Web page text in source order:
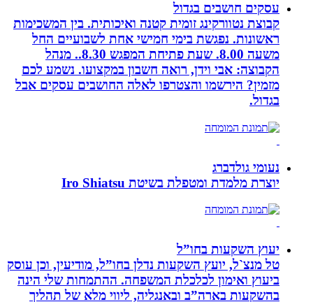
עסקים חושבים בגדול
קבוצת נטוורקינג זומית קטנה ואיכותית. בין המשכימות
ראשונות. נפגשת בימי חמישי אחת לשבועיים החל
משעה 8.00. שעת פתיחת המפגש 8.30.. מנהל
הקבוצה: אבי וידן, רואה חשבון במקצועו. נשמע לכם
מזמין? הירשמו והצטרפו לאלה החושבים עסקים אבל
בגדול.
נעומי גולדברג
יוצרת מלמדת ומטפלת בשיטת Iro Shiatsu
יעוץ השקעות בחו”ל
טל מנצ`ל, יועץ השקעות נדלן בחו”ל, מודיעין, וכן עוסק
ביעוץ ואימון לכלכלת המשפחה. ההתמחות שלי הינה
בהשקעות בארה”ב ובאנגליה, ליווי מלא של תהליך